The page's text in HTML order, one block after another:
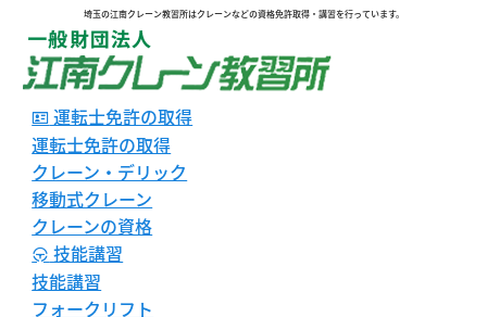
埼玉の江南クレーン教習所はクレーンなどの資格免許取得・講習を行っています。
運転士免許の取得
運転士免許の取得
クレーン・デリック
移動式クレーン
クレーンの資格
技能講習
技能講習
フォークリフト